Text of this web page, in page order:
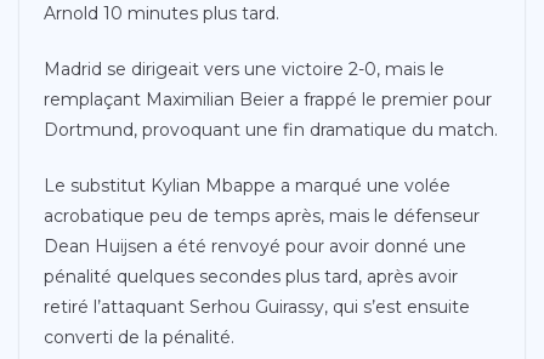
Arnold 10 minutes plus tard.
Madrid se dirigeait vers une victoire 2-0, mais le
remplaçant Maximilian Beier a frappé le premier pour
Dortmund, provoquant une fin dramatique du match.
Le substitut Kylian Mbappe a marqué une volée
acrobatique peu de temps après, mais le défenseur
Dean Huijsen a été renvoyé pour avoir donné une
pénalité quelques secondes plus tard, après avoir
retiré l’attaquant Serhou Guirassy, ​​qui s’est ensuite
converti de la pénalité.